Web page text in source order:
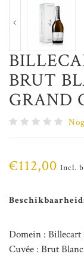
BRUT
GRAND
€112,00 Incl.
Domein : Billecart
Cuvée : Brut